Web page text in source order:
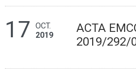
17
OCT.
2019
ACTA
2019/292/